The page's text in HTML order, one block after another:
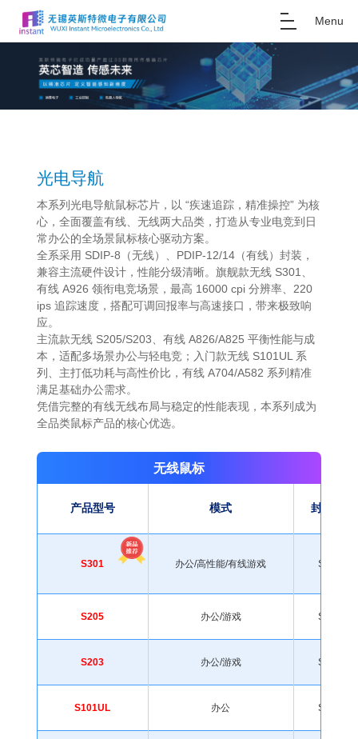
Menu
光电导航
本系列光电导航鼠标芯片，以 “疾速追踪，精准操控” 为核
心，全面覆盖有线、无线两大品类，打造从专业电竞到日
常办公的全场景鼠标核心驱动方案。
全系采用 SDIP-8（无线）、PDIP-12/14（有线）封装，
兼容主流硬件设计，性能分级清晰。旗舰款无线 S301、
有线 A926 领衔电竞场景，最高 16000 cpi 分辨率、220
ips 追踪速度，搭配可调回报率与高速接口，带来极致响
应。
主流款无线 S205/S203、有线 A826/A825 平衡性能与成
本，适配多场景办公与轻电竞；入门款无线 S101UL 系
列、主打低功耗与高性价比，有线 A704/A582 系列精准
满足基础办公需求。
凭借完整的有线无线布局与稳定的性能表现，本系列成为
全品类鼠标产品的核心优选。
无线鼠标
产品型号 模式 封装形式
S301 办公/高性能/有线游戏 SDIP-8
S205 办公/游戏 SDIP-8
S203 办公/游戏 SDIP-8
S101UL 办公 SDIP-8